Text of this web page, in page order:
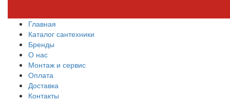
Главная
Каталог сантехники
Бренды
О нас
Монтаж и сервис
Оплата
Доставка
Контакты